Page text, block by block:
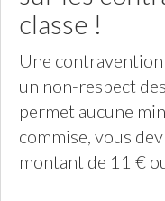
classe !
Une
un non-respect
permet aucune
commise, vous
montant de 11 €